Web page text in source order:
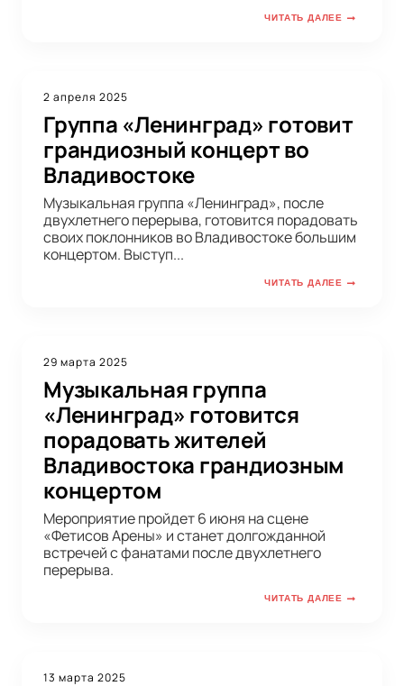
ЧИТАТЬ ДАЛЕЕ
2 апреля 2025
Группа «Ленинград» готовит
грандиозный концерт во
Владивостоке
Музыкальная группа «Ленинград», после
двухлетнего перерыва, готовится порадовать
своих поклонников во Владивостоке большим
концертом. Выступ...
ЧИТАТЬ ДАЛЕЕ
29 марта 2025
Музыкальная группа
«Ленинград» готовится
порадовать жителей
Владивостока грандиозным
концертом
Мероприятие пройдет 6 июня на сцене
«Фетисов Арены» и станет долгожданной
встречей с фанатами после двухлетнего
перерыва.
ЧИТАТЬ ДАЛЕЕ
13 марта 2025